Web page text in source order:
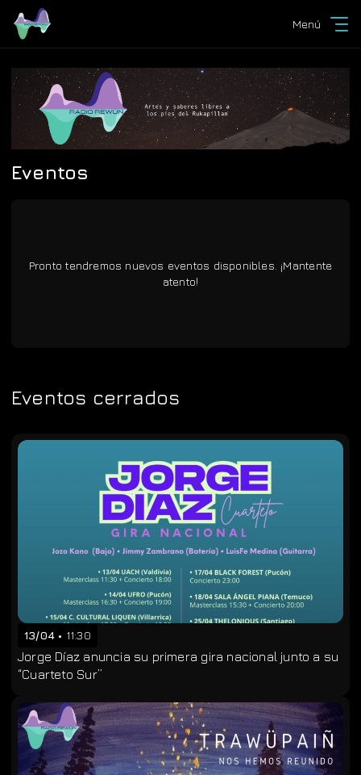
Menú
Eventos
Pronto tendremos nuevos eventos disponibles. ¡Mantente
atento!
Eventos cerrados
13/04 11:30
Jorge Díaz anuncia su primera gira nacional junto a su
“Cuarteto Sur”